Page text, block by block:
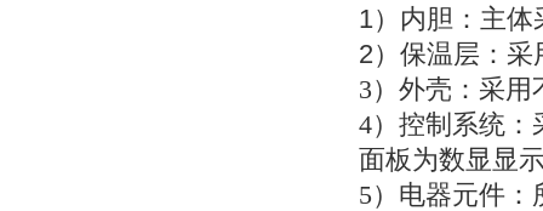
1） 内胆：主体
2） 保温层：采
3）外壳：采用
4）控制系统：
面板为数显显
5）电器元件